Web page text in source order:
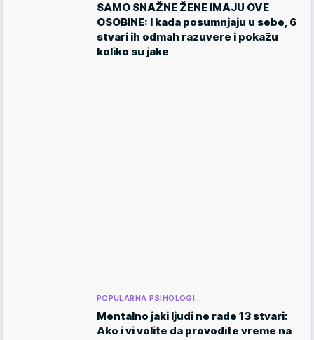
SAMO SNAŽNE ŽENE IMAJU OVE
OSOBINE: I kada posumnjaju u sebe, 6
stvari ih odmah razuvere i pokažu
koliko su jake
POPULARNA PSIHOLOGI…
Mentalno jaki ljudi ne rade 13 stvari:
Ako i vi volite da provodite vreme na